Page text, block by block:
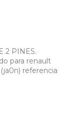
2 PINES.
para renault
referencia